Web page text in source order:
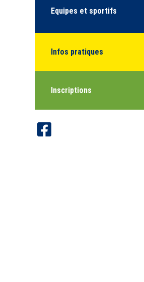
Equipes et sportifs
Infos pratiques
Inscriptions